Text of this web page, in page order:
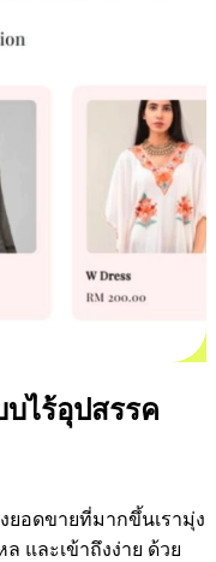
ไร้อุปสรรค
อดขายที่มากขึ้นเรามุ่ง
และเข้าถึงง่าย ด้วย